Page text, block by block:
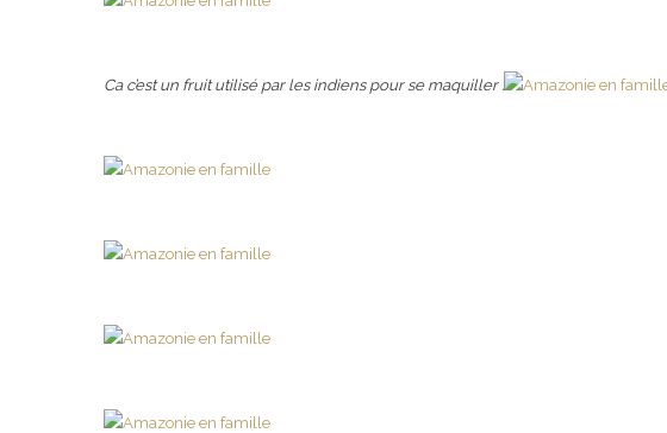
Ca c’est un fruit utilisé par les indiens pour se maquiller :